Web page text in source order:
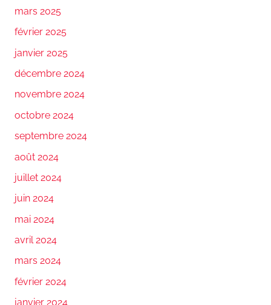
mars 2025
février 2025
janvier 2025
décembre 2024
novembre 2024
octobre 2024
septembre 2024
août 2024
juillet 2024
juin 2024
mai 2024
avril 2024
mars 2024
février 2024
janvier 2024